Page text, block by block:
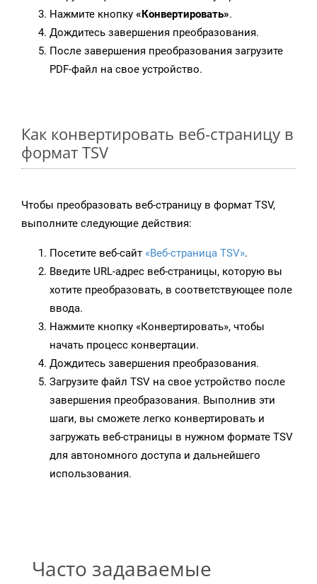
Нажмите кнопку «Конвертировать».
Дождитесь завершения преобразования.
После завершения преобразования загрузите
PDF-файл на свое устройство.
Как конвертировать веб-страницу в
формат TSV
Чтобы преобразовать веб-страницу в формат TSV,
выполните следующие действия:
Посетите веб-сайт «Веб-страница TSV».
Введите URL-адрес веб-страницы, которую вы
хотите преобразовать, в соответствующее поле
ввода.
Нажмите кнопку «Конвертировать», чтобы
начать процесс конвертации.
Дождитесь завершения преобразования.
Загрузите файл TSV на свое устройство после
завершения преобразования. Выполнив эти
шаги, вы сможете легко конвертировать и
загружать веб-страницы в нужном формате TSV
для автономного доступа и дальнейшего
использования.
Часто задаваемые